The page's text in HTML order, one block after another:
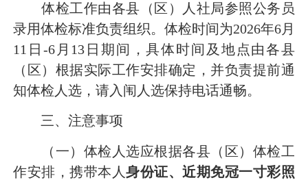
体检工作由各县（区）人社局参照公务员
录用体检标准负责组织。体检时间为2026年6月
11日-6月13日期间，具体时间及地点由各县
（区）根据实际工作安排确定，并负责提前通
知体检人选，请入闱人选保持电话通畅。
三、注意事项
（一）体检人选应根据各县（区）体检工
作安排，携带本人身份证、近期免冠一寸彩照